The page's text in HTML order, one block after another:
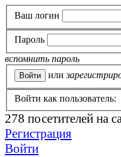
Ваш логин
Пароль
вспомнить пароль
или
Войти как пользователь:
278 посетителей на
Регистрация
Войти